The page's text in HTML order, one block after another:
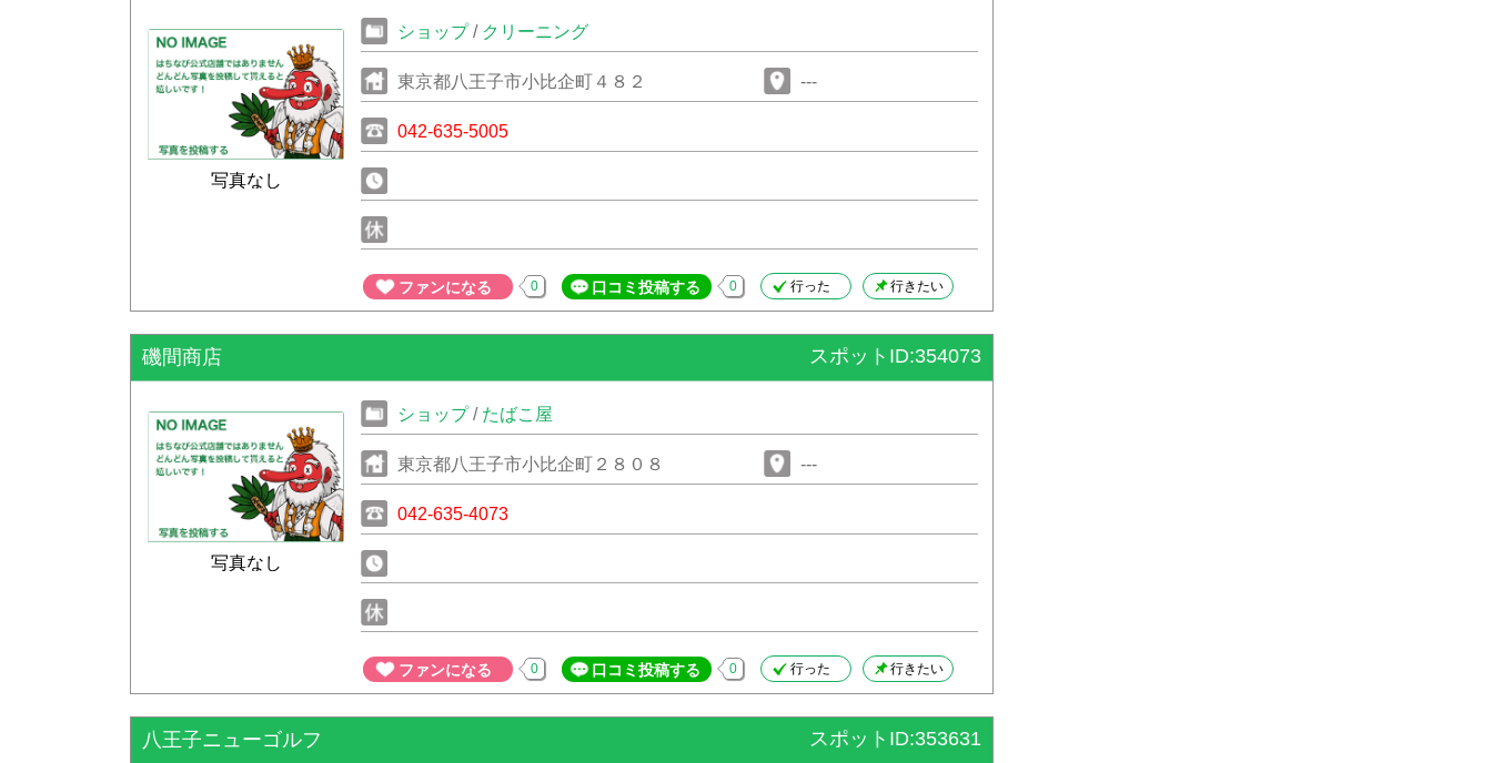
写真なし
ショップ/ クリーニング
東京都八王子市小比企町４８２ ---
042-635-5005
ファンになる 0 口コミ投稿する 0 行った 行きたい
磯間商店 スポットID:354073
写真なし
ショップ/ たばこ屋
東京都八王子市小比企町２８０８ ---
042-635-4073
ファンになる 0 口コミ投稿する 0 行った 行きたい
八王子ニューゴルフ スポットID:353631